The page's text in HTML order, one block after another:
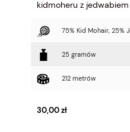
kidmoheru z jedwabiem
75% Kid Mohair, 25%
25 gramów
212 metrów
30,00 zł